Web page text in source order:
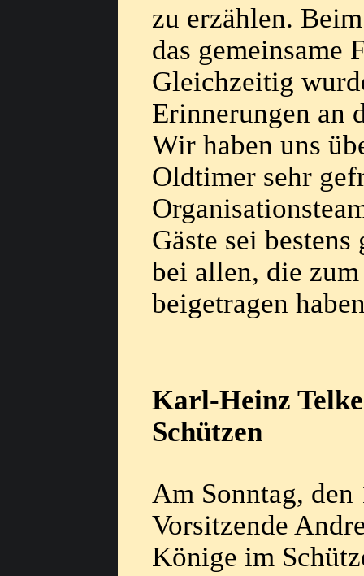
zu erzählen.
das
Gleichzeitig
Erinnerungen an
Wir haben uns
Oldtimer sehr
Gäste sei
bei allen, die
beigetragen
Karl-Heinz
Schützen
Am Sonntag,
Vorsitzende
Könige im